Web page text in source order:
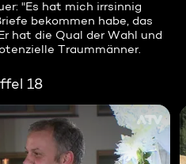
"Es hat mich irrsinnig
bekommen habe, das
hat die Qual der Wahl und
Traummänner.
18